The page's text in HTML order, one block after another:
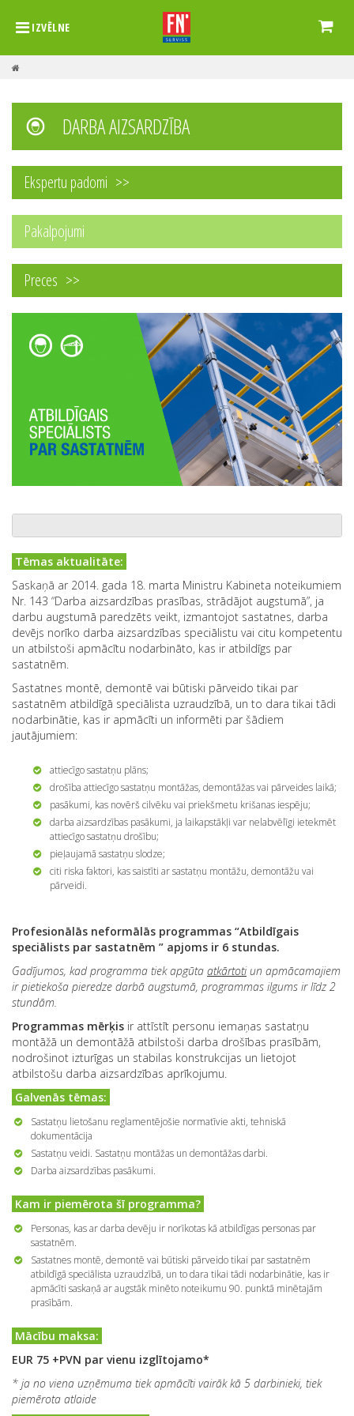
IZVĒLNE
DARBA AIZSARDZĪBA
Ekspertu padomi
Pakalpojumi
Preces
Tēmas aktualitāte:
Saskaņā ar 2014. gada 18. marta Ministru Kabineta noteikumiem
Nr. 143 “Darba aizsardzības prasības, strādājot augstumā”, ja
darbu augstumā paredzēts veikt, izmantojot sastatnes, darba
devējs norīko darba aizsardzības speciālistu vai citu kompetentu
un atbilstoši apmācītu nodarbināto, kas ir atbildīgs par
sastatnēm.
Sastatnes montē, demontē vai būtiski pārveido tikai par
sastatnēm atbildīgā speciālista uzraudzībā, un to dara tikai tādi
nodarbinātie, kas ir apmācīti un informēti par šādiem
jautājumiem:
attiecīgo sastatņu plāns;
drošība attiecīgo sastatņu montāžas, demontāžas vai pārveides laikā;
pasākumi, kas novērš cilvēku vai priekšmetu krišanas iespēju;
darba aizsardzības pasākumi, ja laikapstākļi var nelabvēlīgi ietekmēt
attiecīgo sastatņu drošību;
pieļaujamā sastatņu slodze;
citi riska faktori, kas saistīti ar sastatņu montāžu, demontāžu vai
pārveidi.
Profesionālās neformālās programmas “Atbildīgais
speciālists par sastatnēm ” apjoms ir 6 stundas.
Gadījumos, kad programma tiek apgūta atkārtotiun apmācamajiem
ir pietiekoša pieredze darbā augstumā, programmas ilgums ir līdz 2
stundām.
Programmas mērķis ir attīstīt personu iemaņas sastatņu
montāžā un demontāžā atbilstoši darba drošības prasībām,
nodrošinot izturīgas un stabilas konstrukcijas un lietojot
atbilstošu darba aizsardzības aprīkojumu.
Galvenās tēmas:
Sastatņu lietošanu reglamentējošie normatīvie akti, tehniskā
dokumentācija
Sastatņu veidi. Sastatņu montāžas un demontāžas darbi.
Darba aizsardzības pasākumi.
Kam ir piemērota šī programma?
Personas, kas ar darba devēju ir norīkotas kā atbildīgas personas par
sastatnēm.
Sastatnes montē, demontē vai būtiski pārveido tikai par sastatnēm
atbildīgā speciālista uzraudzībā, un to dara tikai tādi nodarbinātie, kas ir
apmācīti saskaņā ar augstāk minēto noteikumu 90. punktā minētajām
prasībām.
Mācību maksa:
EUR 75 +PVN par vienu izglītojamo*
* ja no viena uzņēmuma tiek apmācīti vairāk kā 5 darbinieki, tiek
piemērota atlaide